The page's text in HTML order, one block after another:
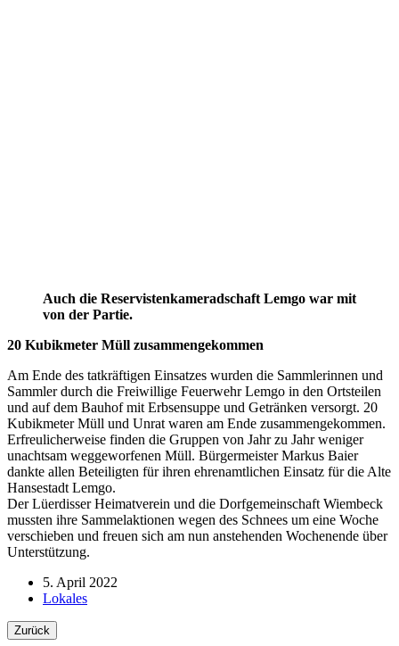
Auch die Reservistenkameradschaft Lemgo war mit
von der Partie.
20 Kubikmeter Müll zusammengekommen
Am Ende des tatkräftigen Einsatzes wurden die Sammlerinnen und
Sammler durch die Freiwillige Feuerwehr Lemgo in den Ortsteilen
und auf dem Bauhof mit Erbsensuppe und Getränken versorgt. 20
Kubikmeter Müll und Unrat waren am Ende zusammengekommen.
Erfreulicherweise finden die Gruppen von Jahr zu Jahr weniger
unachtsam weggeworfenen Müll. Bürgermeister Markus Baier
dankte allen Beteiligten für ihren ehrenamtlichen Einsatz für die Alte
Hansestadt Lemgo.
Der Lüerdisser Heimatverein und die Dorfgemeinschaft Wiembeck
mussten ihre Sammelaktionen wegen des Schnees um eine Woche
verschieben und freuen sich am nun anstehenden Wochenende über
Unterstützung.
5. April 2022
Lokales